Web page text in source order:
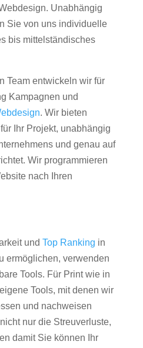
Unabhängig
Sie von uns individuelle
bis mittelständisches
Team entwickeln wir für
Kampagnen und
. Wir bieten
Ihr Projekt, unabhängig
und genau auf
Wir programmieren
nach Ihren
und Top Ranking in
ermöglichen, verwenden
Tools. Für Print wie in
Tools, mit denen wir
und nachweisen
nur die Streuverluste,
damit Sie können Ihr